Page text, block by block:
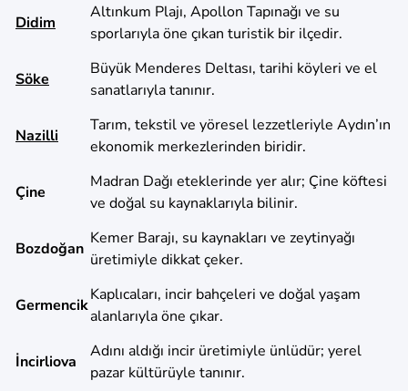
Didim
Altınkum Plajı, Apollon Tapınağı ve su
sporlarıyla öne çıkan turistik bir ilçedir.
Söke
Büyük Menderes Deltası, tarihi köyleri ve el
sanatlarıyla tanınır.
Nazilli
Tarım, tekstil ve yöresel lezzetleriyle Aydın’ın
ekonomik merkezlerinden biridir.
Çine
Madran Dağı eteklerinde yer alır; Çine köftesi
ve doğal su kaynaklarıyla bilinir.
Bozdoğan
Kemer Barajı, su kaynakları ve zeytinyağı
üretimiyle dikkat çeker.
Germencik
Kaplıcaları, incir bahçeleri ve doğal yaşam
alanlarıyla öne çıkar.
İncirliova
Adını aldığı incir üretimiyle ünlüdür; yerel
pazar kültürüyle tanınır.